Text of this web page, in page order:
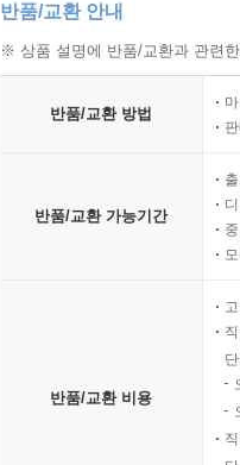
반품/교환 안내
※ 상품 설명에 반품/교환과 관련
반품/교환 방법
반품/교환 가능기간
반품/교환 비용